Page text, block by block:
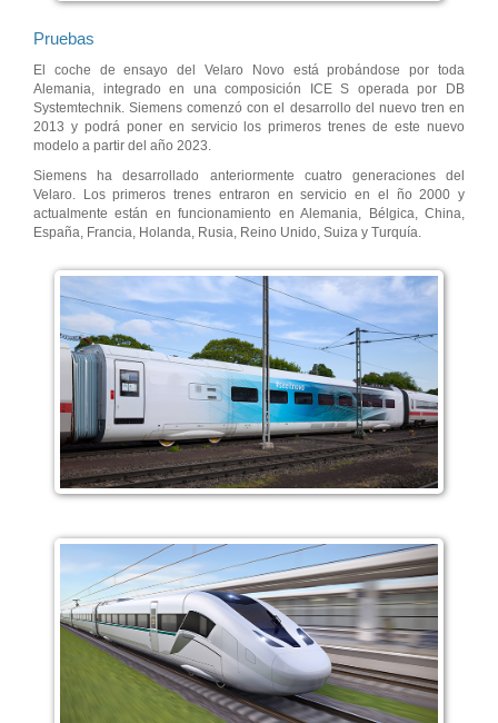
Pruebas
El coche de ensayo del Velaro Novo está probándose por toda
Alemania, integrado en una composición ICE S operada por DB
Systemtechnik. Siemens comenzó con el desarrollo del nuevo tren en
2013 y podrá poner en servicio los primeros trenes de este nuevo
modelo a partir del año 2023.
Siemens ha desarrollado anteriormente cuatro generaciones del
Velaro. Los primeros trenes entraron en servicio en el ño 2000 y
actualmente están en funcionamiento en Alemania, Bélgica, China,
España, Francia, Holanda, Rusia, Reino Unido, Suiza y Turquía.